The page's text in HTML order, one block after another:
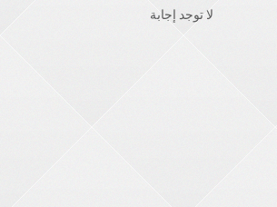
لا توجد إجابة